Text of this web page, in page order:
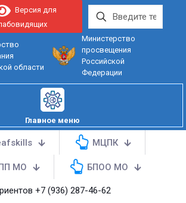
области
Министерство
просвещения
Российской
Федерации
Версия для
Главное меню
МЦПК
МО БПОО МО
+7 (936) 287-46-62